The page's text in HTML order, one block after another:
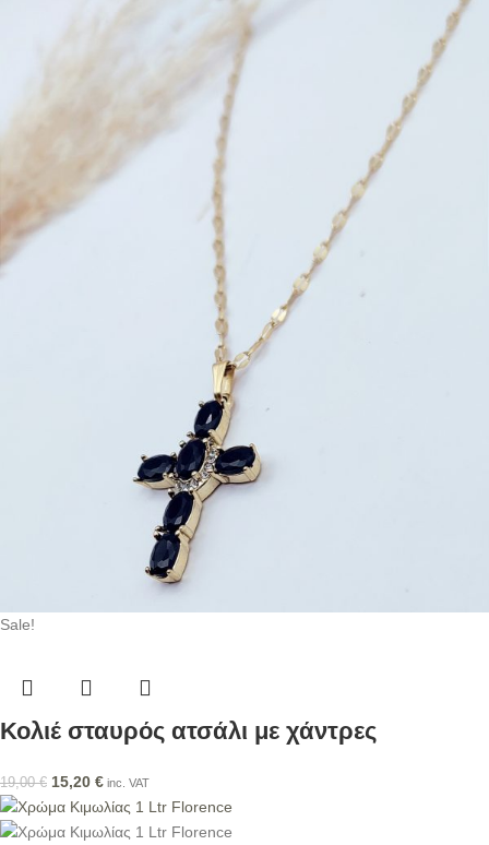
Sale!
Κολιέ σταυρός ατσάλι με χάντρες
19,00€ 15,20 € inc. VAT